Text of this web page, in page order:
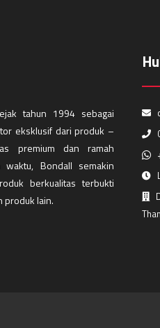
tahun 1994 sebagai
eksklusif dari produk –
premium dan ramah
waktu, Bondall semakin
berkualitas terbukti
produk lain.